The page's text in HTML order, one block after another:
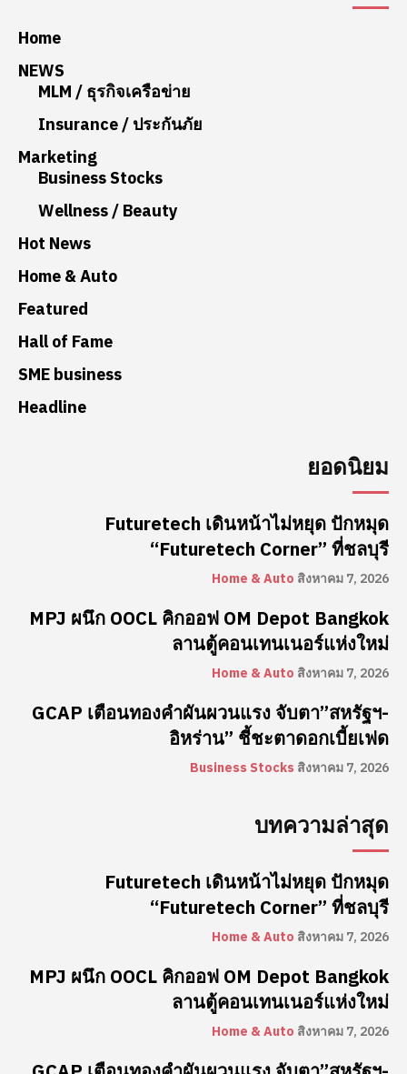
Home
NEWS
MLM / ธุรกิจเครือข่าย
Insurance / ประกันภัย
Marketing
Business Stocks
Wellness / Beauty
Hot News
Home & Auto
Featured
Hall of Fame
SME business
Headline
ยอดนิยม
Futuretech เดินหน้าไม่หยุด ปักหมุด
“Futuretech Corner” ที่ชลบุรี
Home & Auto สิงหาคม 7, 2026
MPJ ผนึก OOCL คิกออฟ OM Depot Bangkok
ลานตู้คอนเทนเนอร์แห่งใหม่
Home & Auto สิงหาคม 7, 2026
GCAP เตือนทองคำผันผวนแรง จับตา”สหรัฐฯ-
อิหร่าน” ชี้ชะตาดอกเบี้ยเฟด
Business Stocks สิงหาคม 7, 2026
บทความล่าสุด
Futuretech เดินหน้าไม่หยุด ปักหมุด
“Futuretech Corner” ที่ชลบุรี
Home & Auto สิงหาคม 7, 2026
MPJ ผนึก OOCL คิกออฟ OM Depot Bangkok
ลานตู้คอนเทนเนอร์แห่งใหม่
Home & Auto สิงหาคม 7, 2026